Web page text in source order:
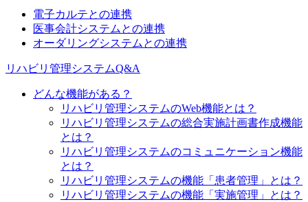
電子カルテとの連携
医事会計システムとの連携
オーダリングシステムとの連携
リハビリ管理システムQ&A
どんな機能がある？
リハビリ管理システムのWeb機能とは？
リハビリ管理システムの総合実施計画書作成機能
とは？
リハビリ管理システムのコミュニケーション機能
とは？
リハビリ管理システムの機能「患者管理」とは？
リハビリ管理システムの機能「実施管理」とは？